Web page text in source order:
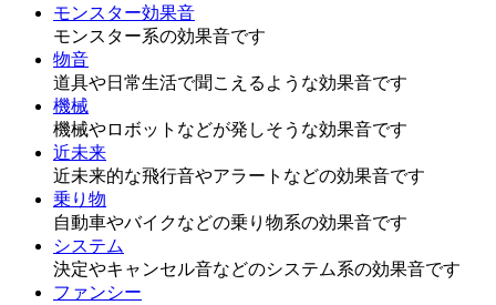
モンスター効果音
モンスター系の効果音です
物音
道具や日常生活で聞こえるような効果音です
機械
機械やロボットなどが発しそうな効果音です
近未来
近未来的な飛行音やアラートなどの効果音です
乗り物
自動車やバイクなどの乗り物系の効果音です
システム
決定やキャンセル音などのシステム系の効果音です
ファンシー